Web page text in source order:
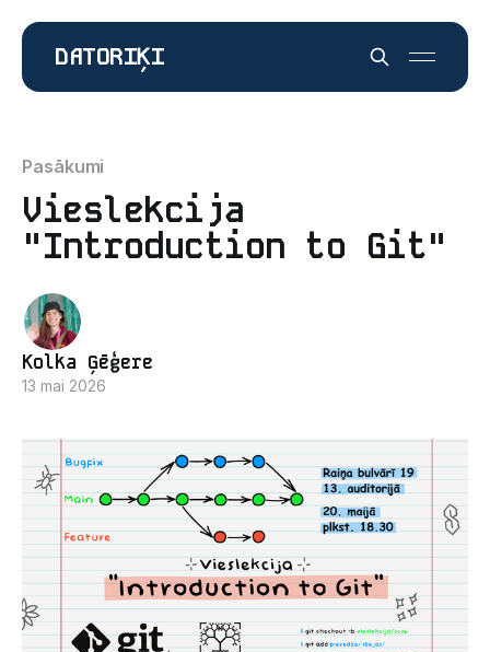
DATORIĶI
Pasākumi
Vieslekcija
"Introduction to Git"
Kolka Ģēģere
13 mai 2026